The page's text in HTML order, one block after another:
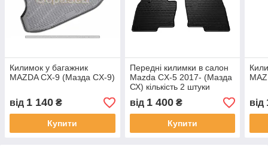
Килимок у багажник
MAZDA CX-9 (Мазда CX-9)
від 1 140 ₴
Купити
Передні килимки в салон
Mazda CX-5 2017- (Мазда
СХ) кількість 2 штуки
від 1 400₴
Купити
від